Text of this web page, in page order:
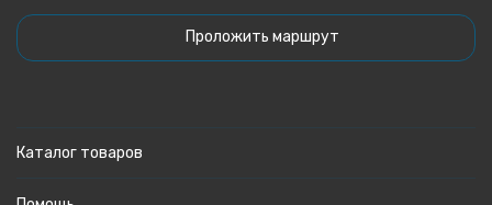
Проложить маршрут
Каталог товаров